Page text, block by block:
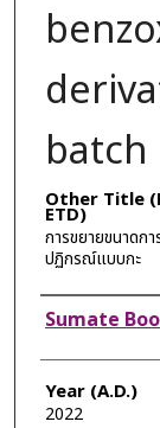
Other Title
ETD)
การขยายขนาดก
ปฏิกรณ์แบบกะ
Author
Sumate
Year (A.D.)
2022